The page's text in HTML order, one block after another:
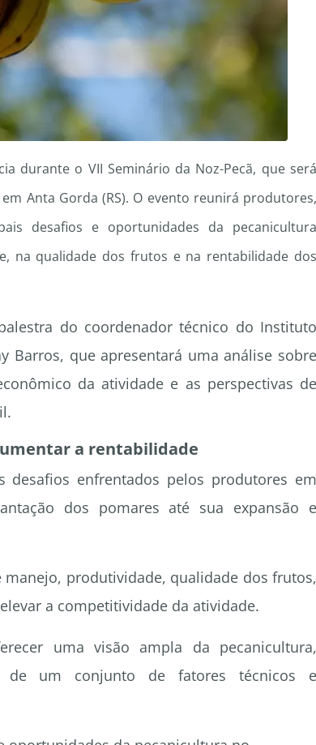
durante o VII Seminário da Noz-Pecã, que será
Anta Gorda (RS). O evento reunirá produtores,
desafios e oportunidades da pecanicultura
na qualidade dos frutos e na rentabilidade dos
do coordenador técnico do Instituto
Barros, que apresentará uma análise sobre
da atividade e as perspectivas de
a rentabilidade
desafios enfrentados pelos produtores em
dos pomares até sua expansão e
produtividade, qualidade dos frutos,
a competitividade da atividade.
uma visão ampla da pecanicultura,
de um conjunto de fatores técnicos e